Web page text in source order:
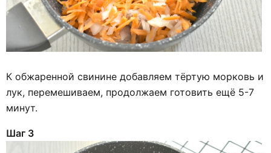
К обжаренной свинине добавляем тёртую морковь и
лук, перемешиваем, продолжаем готовить ещё 5-7
минут.
Шаг 3